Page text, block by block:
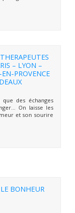
– LYON –
PROVENCE
des échanges
On laisse les
et son sourire
BONHEUR